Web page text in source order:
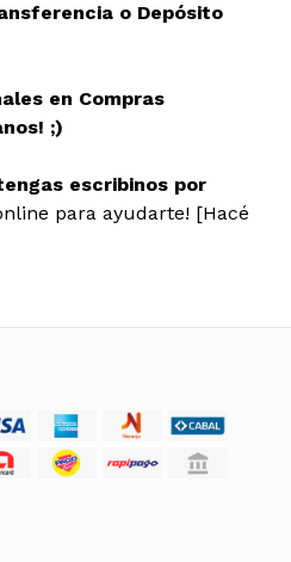
o Depósito
en Compras
;)
escribinos por
para ayudarte! [Hacé